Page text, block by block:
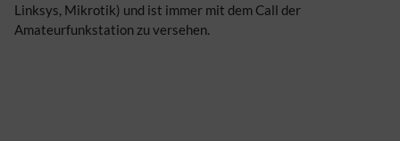
Linksys, Mikrotik) und ist immer mit dem Call der
Amateurfunkstation zu versehen.